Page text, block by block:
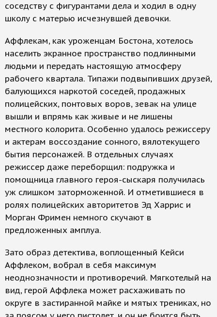
соседству с фигурантами дела и ходил в одну
школу с матерью исчезнувшей девочки.
Аффлекам, как уроженцам Бостона, хотелось
населить экранное пространство подлинными
людьми и передать настоящую атмосферу
рабочего квартала. Типажи подвыпивших друзей,
балующихся наркотой соседей, продажных
полицейских, понтовых воров, зевак на улице
вышли и впрямь как живые и не лишены
местного колорита. Особенно удалось режиссеру
и актерам воссоздание сонного, вялотекущего
бытия персонажей. В отдельных случаях
режиссер даже переборщил: подружка и
помощница главного героя-сыскаря получилась
уж слишком заторможенной. И отметившиеся в
ролях полицейских авторитетов Эд Харрис и
Морган Фримен немного скучают в
предложенных амплуа.
Зато образ детектива, воплощенный Кейси
Аффлеком, вобрал в себя максимум
неоднозначности и противоречий. Мягкотелый на
вид, герой Аффлека может расхаживать по
округе в застиранной майке и мятых трениках, но